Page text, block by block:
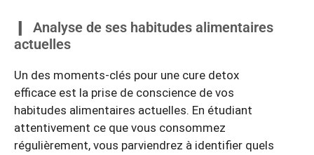
Analyse de ses habitudes alimentaires
actuelles
Un des moments-clés pour une cure detox
efficace est la prise de conscience de vos
habitudes alimentaires actuelles. En étudiant
attentivement ce que vous consommez
régulièrement, vous parviendrez à identifier quels